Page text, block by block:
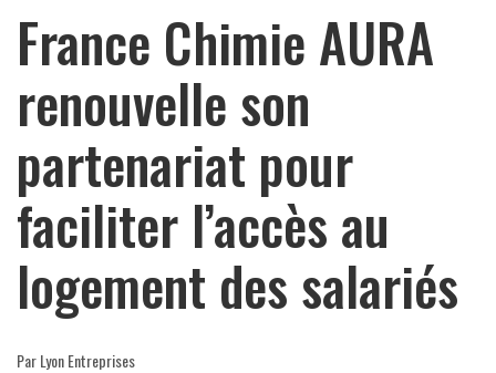
France Chimie AURA
renouvelle son
partenariat pour
faciliter l’accès au
logement des salariés
Par Lyon Entreprises